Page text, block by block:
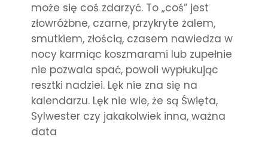
może się coś zdarzyć. To „coś” jest
złowróżbne, czarne, przykryte żalem,
smutkiem, złością, czasem nawiedza w
nocy karmiąc koszmarami lub zupełnie
nie pozwala spać, powoli wypłukując
resztki nadziei. Lęk nie zna się na
kalendarzu. Lęk nie wie, że są Święta,
Sylwester czy jakakolwiek inna, ważna
data